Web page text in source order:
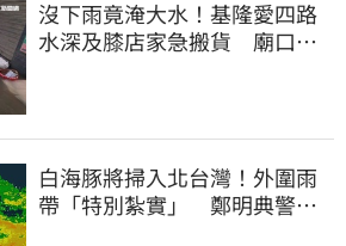
沒下雨竟淹大水！基隆愛四路
水深及膝店家急搬貨 廟口夜
白海豚將掃入北台灣！外圍雨
帶「特別紮實」 鄭明典警告